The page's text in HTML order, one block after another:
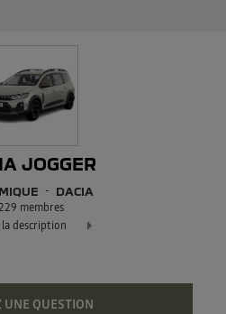
JOGGER
DACIA
membres
description
UNE QUESTION